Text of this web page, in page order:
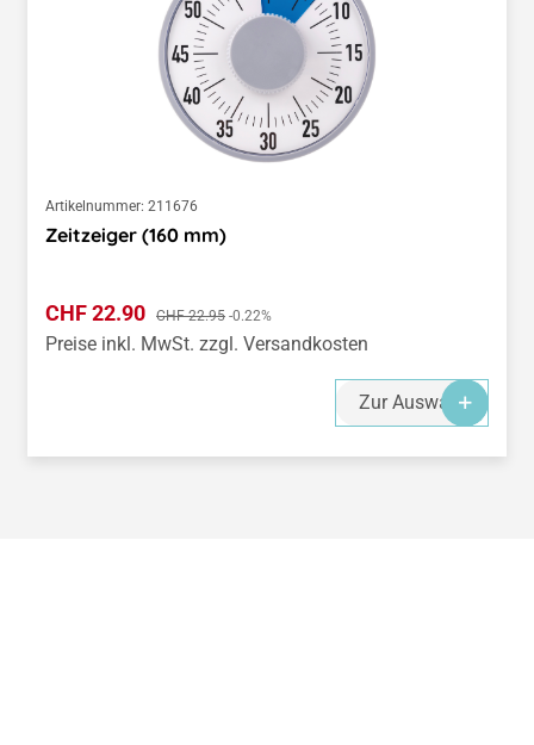
Artikelnummer: 211676
Zeitzeiger (160 mm)
Verkaufspreis:
CHF 22.90 Regulärer Preis:
CHF 22.95 -0.22%
Preise inkl. MwSt. zzgl. Versandkosten
Zur Auswahl